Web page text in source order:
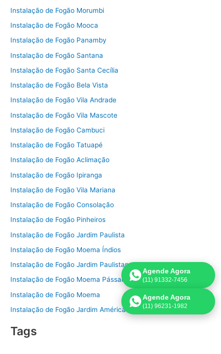
Instalação de Fogão Morumbi
Instalação de Fogão Mooca
Instalação de Fogão Panamby
Instalação de Fogão Santana
Instalação de Fogão Santa Cecília
Instalação de Fogão Bela Vista
Instalação de Fogão Vila Andrade
Instalação de Fogão Vila Mascote
Instalação de Fogão Cambuci
Instalação de Fogão Tatuapé
Instalação de Fogão Aclimação
Instalação de Fogão Ipiranga
Instalação de Fogão Vila Mariana
Instalação de Fogão Consolação
Instalação de Fogão Pinheiros
Instalação de Fogão Jardim Paulista
Instalação de Fogão Moema Índios
Instalação de Fogão Jardim Paulistano
Instalação de Fogão Moema Pássaros
Instalação de Fogão Moema
Instalação de Fogão Jardim América
Tags
Agende Agora
(11) 91332-7456
Agende Agora
(11) 96231-1982